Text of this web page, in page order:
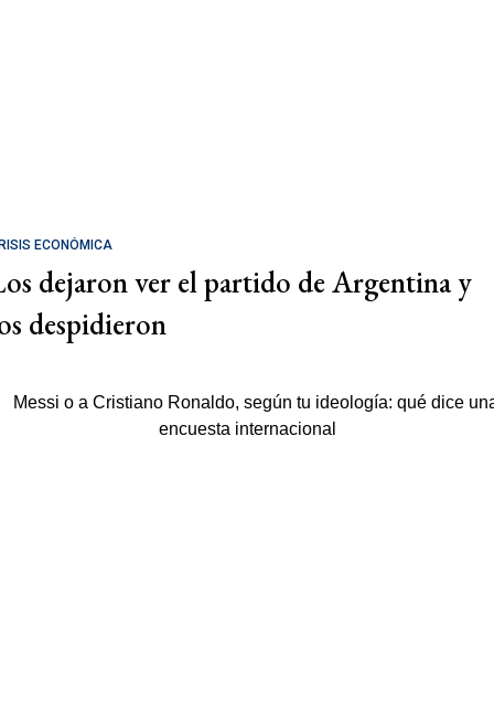
ECONÓMICA
dejaron ver el partido de Argentina y
despidieron